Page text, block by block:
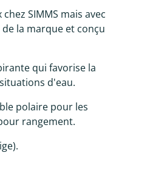
SIMMS mais avec
la marque et conçu
qui favorise la
d'eau.
polaire pour les
rangement.